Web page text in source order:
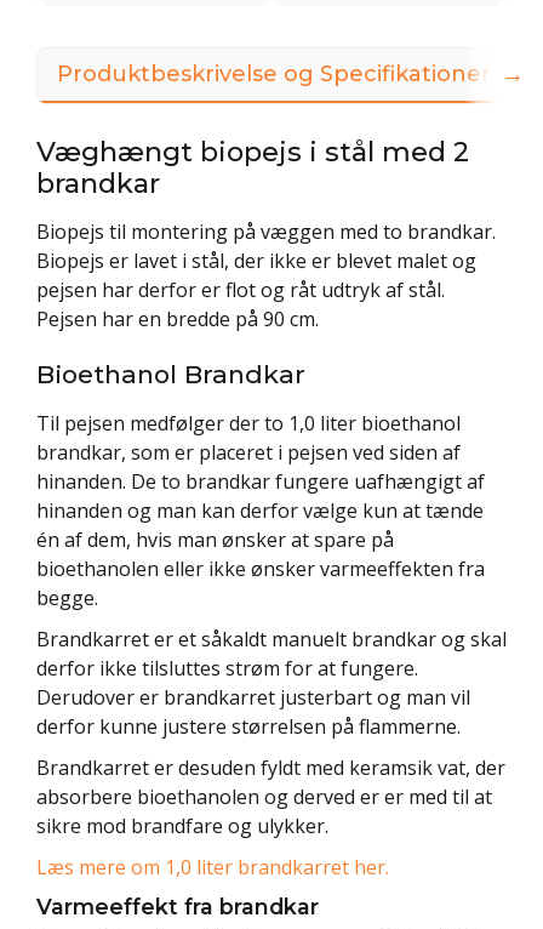
Produktbeskrivelse og Specifikationer
Væghængt biopejs i stål med 2
brandkar
Biopejs til montering på væggen med to brandkar.
Biopejs er lavet i stål, der ikke er blevet malet og
pejsen har derfor er flot og råt udtryk af stål.
Pejsen har en bredde på 90 cm.
Bioethanol Brandkar
Til pejsen medfølger der to 1,0 liter bioethanol
brandkar, som er placeret i pejsen ved siden af
hinanden. De to brandkar fungere uafhængigt af
hinanden og man kan derfor vælge kun at tænde
én af dem, hvis man ønsker at spare på
bioethanolen eller ikke ønsker varmeeffekten fra
begge.
Brandkarret er et såkaldt manuelt brandkar og skal
derfor ikke tilsluttes strøm for at fungere.
Derudover er brandkarret justerbart og man vil
derfor kunne justere størrelsen på flammerne.
Brandkarret er desuden fyldt med keramsik vat, der
absorbere bioethanolen og derved er er med til at
sikre mod brandfare og ulykker.
Læs mere om 1,0 liter brandkarret her.
Varmeeffekt fra brandkar
→